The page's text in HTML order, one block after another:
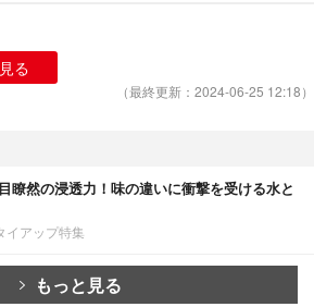
る
（最終更新：2024-06-25 12:18）
瞭然の浸透力！味の違いに衝撃を受ける水と
イアップ特集
もっと見る